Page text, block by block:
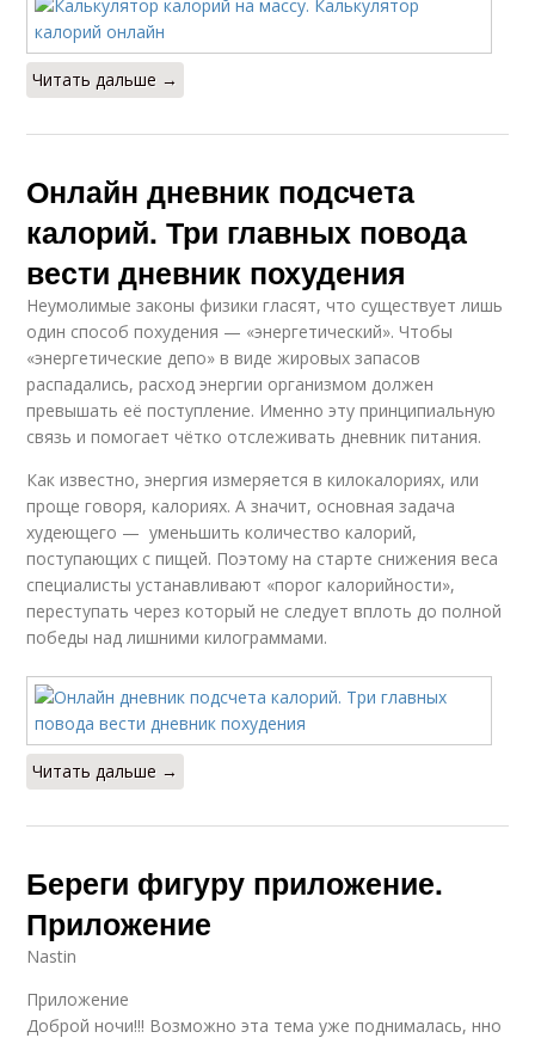
Читать дальше →
Онлайн дневник подсчета
калорий. Три главных повода
вести дневник похудения
Неумолимые законы физики гласят, что существует лишь
один способ похудения — «энергетический». Чтобы
«энергетические депо» в виде жировых запасов
распадались, расход энергии организмом должен
превышать её поступление. Именно эту принципиальную
связь и помогает чётко отслеживать дневник питания.
Как известно, энергия измеряется в килокалориях, или
проще говоря, калориях. А значит, основная задача
худеющего — уменьшить количество калорий,
поступающих с пищей. Поэтому на старте снижения веса
специалисты устанавливают «порог калорийности»,
переступать через который не следует вплоть до полной
победы над лишними килограммами.
Читать дальше →
Береги фигуру приложение.
Приложение
Nastin
Приложение
Доброй ночи!!! Возможно эта тема уже поднималась, нно